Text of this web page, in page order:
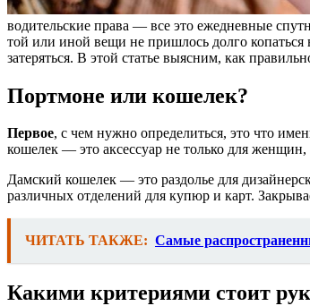
водительские права — все это ежедневные
той или иной вещи не пришлось долго
затеряться. В этой статье выясним, как
Портмоне или кошелек?
Первое, с чем нужно определиться, это что
кошелек — это аксессуар не только для
Дамский кошелек — это раздолье для
различных отделений для купюр и карт.
ЧИТАТЬ ТАКЖЕ: Самые
Какими критериями стоит